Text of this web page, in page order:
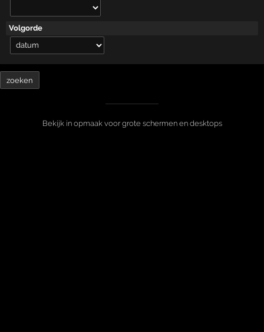
Volgorde
Bekijk in opmaak voor grote schermen en desktops